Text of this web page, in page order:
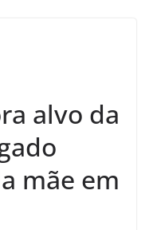
alvo da
mãe em